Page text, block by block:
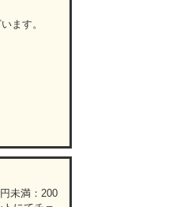
ます。
未満：200